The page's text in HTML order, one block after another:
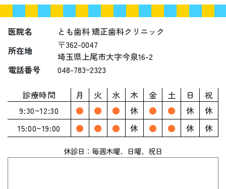
イ
ブ
医院名
とも歯科 矯正歯科クリニック
所在地
〒362-0047
埼玉県上尾市大字今泉16-2
電話番号
048-783ｰ2323
診療時間 月 火 水 木 金 土 日
祝
9:30~12:30
● ● ● 休 ● ● 休
休
15:00~19:00
● ● ● 休 ● ● 休 休
休診日：毎週木曜、 日曜、祝日